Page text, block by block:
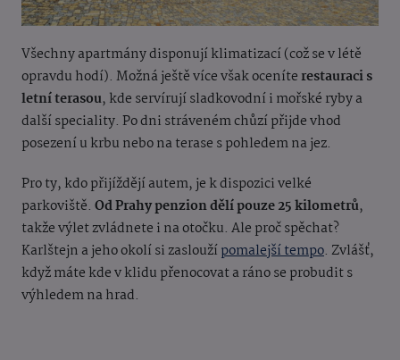
Všechny apartmány disponují klimatizací (což se v létě
opravdu hodí). Možná ještě více však oceníterestauraci s
letní terasou, kde servírují sladkovodní i mořské ryby a
další speciality. Po dni stráveném chůzí přijde vhod
posezení u krbu nebo na terase s pohledem na jez.
Pro ty, kdo přijíždějí autem, je k dispozici velké
parkoviště. Od Prahy penzion dělí pouze 25 kilometrů,
takže výlet zvládnete i na otočku. Ale proč spěchat?
Karlštejn a jeho okolí si zasloužípomalejší tempo. Zvlášť,
když máte kde v klidu přenocovat a ráno se probudit s
výhledem na hrad.